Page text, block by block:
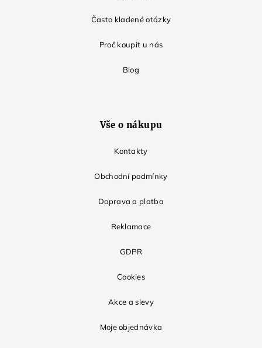
Často kladené otázky
Proč koupit u nás
Blog
Vše o nákupu
Kontakty
Obchodní podmínky
Doprava a platba
Reklamace
GDPR
Cookies
Akce a slevy
Moje objednávka